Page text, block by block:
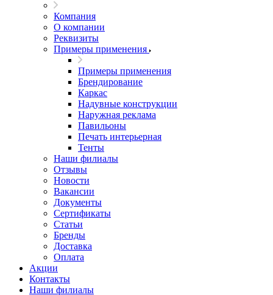
Компания
О компании
Реквизиты
Примеры применения
Примеры применения
Брендирование
Каркас
Надувные конструкции
Наружная реклама
Павильоны
Печать интерьерная
Тенты
Наши филиалы
Отзывы
Новости
Вакансии
Документы
Cертификаты
Статьи
Бренды
Доставка
Оплата
Акции
Контакты
Наши филиалы